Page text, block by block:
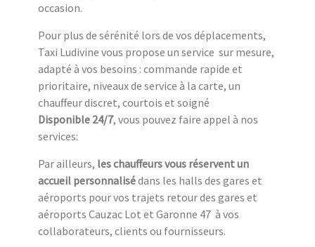
occasion.
Pour plus de sérénité lors de vos déplacements,
Taxi Ludivine vous propose un service sur mesure,
adapté à vos besoins : commande rapide et
prioritaire, niveaux de service à la carte, un
chauffeur discret, courtois et soigné
Disponible 24/7, vous pouvez faire appel à nos
services:
Par ailleurs, les chauffeurs vous réservent un
accueil personnalisédans les halls des gares et
aéroports pour vos trajets retour des gares et
aéroports Cauzac Lot et Garonne 47 à vos
collaborateurs, clients ou fournisseurs.